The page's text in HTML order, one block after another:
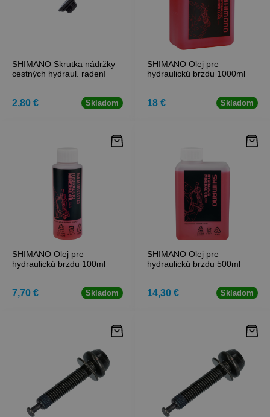
SHIMANO Skrutka nádržky
cestných hydraul. radení
2,80 € Skladom
SHIMANO Olej pre
hydraulickú brzdu 1000ml
18 € Skladom
SHIMANO Olej pre
hydraulickú brzdu 100ml
7,70 € Skladom
SHIMANO Olej pre
hydraulickú brzdu 500ml
14,30 € Skladom